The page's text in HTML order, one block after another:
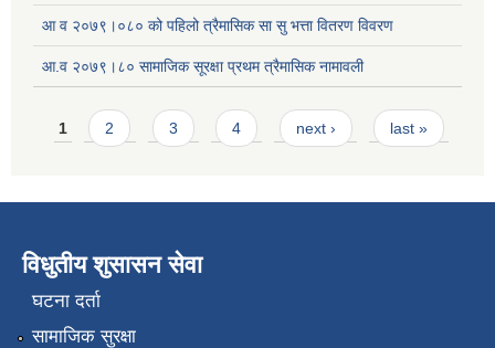
आ व २०७९।०८० को पहिलो त्रैमासिक सा सु भत्ता वितरण विवरण
आ.व २०७९।८० सामाजिक सूरक्षा प्रथम त्रैमासिक नामावली
Pages
1 2 3 4 next › last »
विधुतीय शुसासन सेवा
घटना दर्ता
सामाजिक सुरक्षा